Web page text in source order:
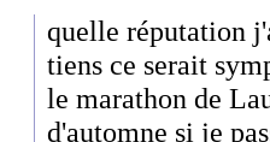
quelle réputation
tiens ce serait
le marathon de
d'automne si je